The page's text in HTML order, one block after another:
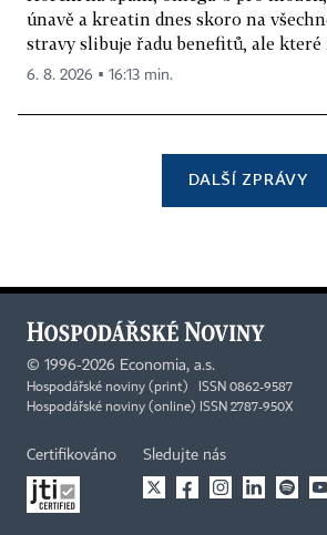
únavě a kreatin dnes skoro na
stravy slibuje řadu benefitů, ale které
6. 8. 2026 ▪ 16:13 min.
DALŠÍ ZPRÁVY
© 1996-2026 Economia, a.s.
Hospodářské noviny (print) ISSN 0862-9587
Hospodářské noviny (online) ISSN 2787-950X
Certifikováno Sledujte nás